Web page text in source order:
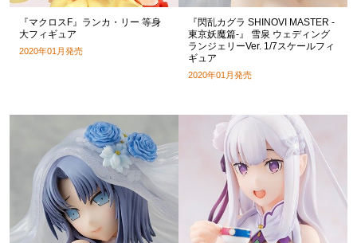
『マクロスF』ランカ・リー 等身
大フィギュア
2020年01月発売
『閃乱カグラ SHINOVI MASTER -
東京妖魔篇-』 雪泉 ウェディング
ランジェリーVer. 1/7スケールフィ
ギュア
2020年01月発売